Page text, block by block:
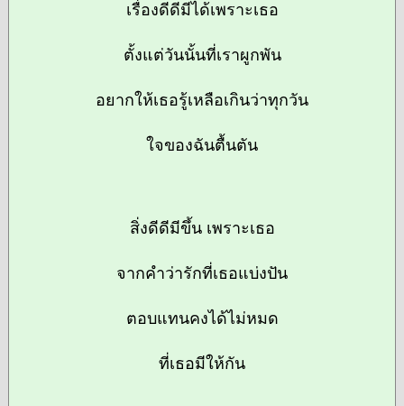
เรื่องดีดีมีได้เพราะเธอ
ตั้งแต่วันนั้นที่เราผูกพัน
อยากให้เธอรู้เหลือเกินว่าทุกวัน
ใจของฉันตื้นตัน
สิ่งดีดีมีขึ้น เพราะเธอ
จากคำว่ารักที่เธอแบ่งปัน
ตอบแทนคงได้ไม่หมด
ที่เธอมีให้กัน